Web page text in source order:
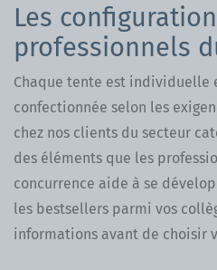
Les
professionnels
Chaque tente est
confectionnée selon les
chez nos clients du secteur
des éléments que les
concurrence aide à se
les bestsellers parmi vos
informations avant de choisir